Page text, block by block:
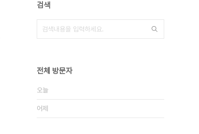
검색
전체 방문자
오늘
어제